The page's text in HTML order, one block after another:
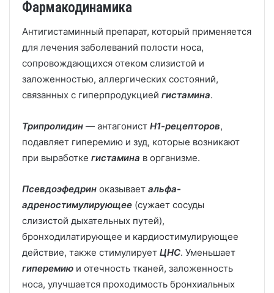
Фармакодинамика
Антигистаминный препарат, который применяется
для лечения заболеваний полости носа,
сопровождающихся отеком слизистой и
заложенностью, аллергических состояний,
связанных с гиперпродукцией гистамина.
Трипролидин — антагонист Н1-рецепторов,
подавляет гиперемию и зуд, которые возникают
при выработке гистамина в организме.
Псевдоэфедрин оказывает альфа-
адреностимулирующее (сужает сосуды
слизистой дыхательных путей),
бронходилатирующее и кардиостимулирующее
действие, также стимулирует ЦНС. Уменьшает
гиперемию и отечность тканей, заложенность
носа, улучшается проходимость бронхиальных